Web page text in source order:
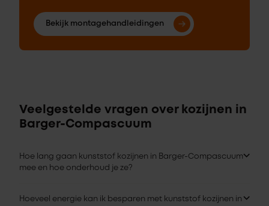
Bekijk montagehandleidingen
Veelgestelde vragen over kozijnen in
Barger-Compascuum
Hoe lang gaan kunststof kozijnen in Barger-Compascuum
mee en hoe onderhoud je ze?
Hoeveel energie kan ik besparen met kunststof kozijnen in